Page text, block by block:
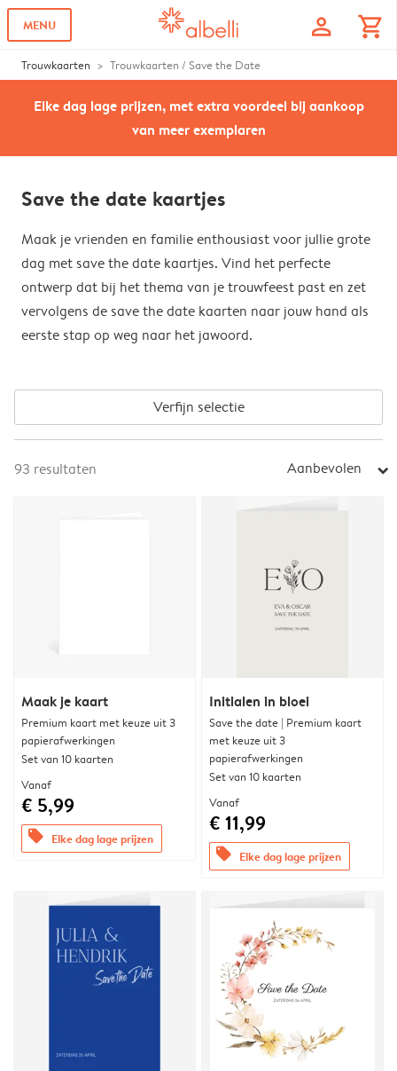
MENU profile shopping_cart
Trouwkaarten Trouwkaarten / Save the Date
Elke dag lage prijzen, met extra voordeel bij aankoop
van meer exemplaren
Save the date kaartjes
Maak je vrienden en familie enthousiast voor jullie grote
dag met save the date kaartjes. Vind het perfecte
ontwerp dat bij het thema van je trouwfeest past en zet
vervolgens de save the date kaarten naar jouw hand als
eerste stap op weg naar het jawoord.
Verfijn selectie
93 resultaten Aanbevolen arrow_right
Maak je kaart
Premium kaart met keuze uit 3
papierafwerkingen
Set van 10 kaarten
Vanaf
€ 5,99
offers Elke dag lage prijzen
Initialen in bloei
Save the date | Premium kaart
met keuze uit 3
papierafwerkingen
Set van 10 kaarten
Vanaf
€ 11,99
offers Elke dag lage prijzen